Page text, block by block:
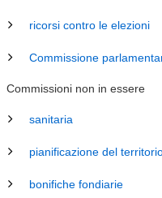
ricorsi contro le elezioni
Commissione
Commissioni non in essere
sanitaria
pianificazione del
bonifiche fondiarie